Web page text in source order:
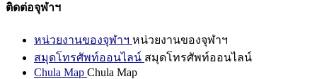
ติดต่อจุฬาฯ
หน่วยงานของจุฬาฯ หน่วยงานของจุฬาฯ
สมุดโทรศัพท์ออนไลน์ สมุดโทรศัพท์ออนไลน์
Chula Map Chula Map